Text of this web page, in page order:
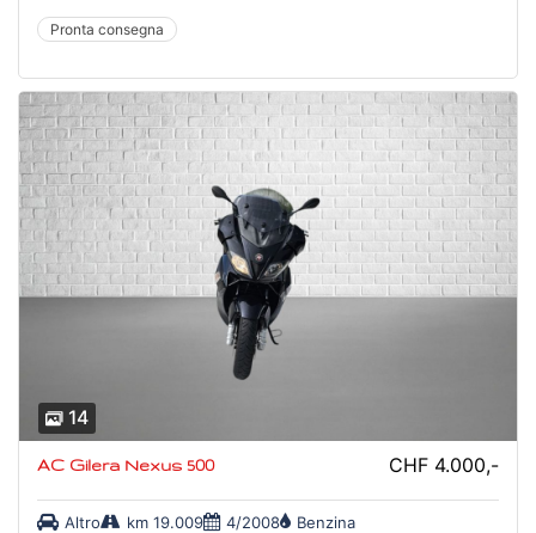
Pronta consegna
14
AC Gilera Nexus 500 CHF 4.000,-
Altro km 19.009 4/2008 Benzina